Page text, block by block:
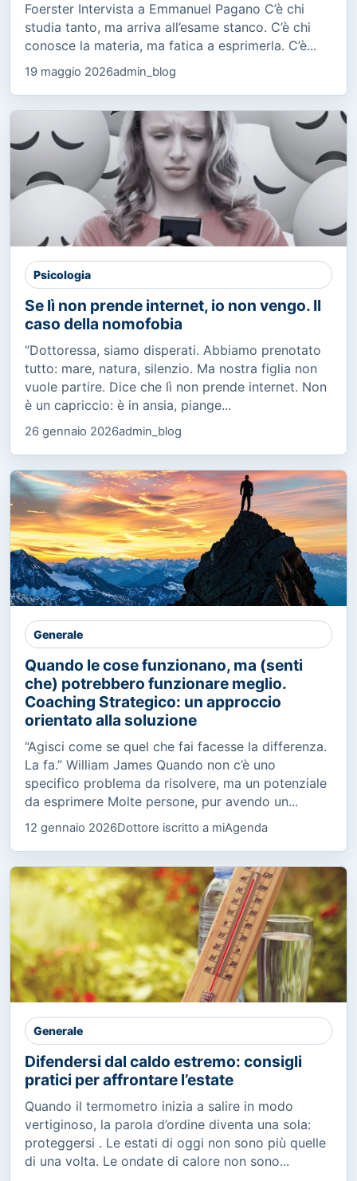
Foerster Intervista a Emmanuel Pagano C’è chi
studia tanto, ma arriva all’esame stanco. C’è chi
conosce la materia, ma fatica a esprimerla. C’è...
19 maggio 2026admin_blog
Psicologia
Se lì non prende internet, io non vengo. Il
caso della nomofobia
“Dottoressa, siamo disperati. Abbiamo prenotato
tutto: mare, natura, silenzio. Ma nostra figlia non
vuole partire. Dice che lì non prende internet. Non
è un capriccio: è in ansia, piange...
26 gennaio 2026admin_blog
Generale
Quando le cose funzionano, ma (senti
che) potrebbero funzionare meglio.
Coaching Strategico: un approccio
orientato alla soluzione
“Agisci come se quel che fai facesse la differenza.
La fa.” William James Quando non c’è uno
specifico problema da risolvere, ma un potenziale
da esprimere Molte persone, pur avendo un...
12 gennaio 2026Dottore iscritto a miAgenda
Generale
Difendersi dal caldo estremo: consigli
pratici per affrontare l’estate
Quando il termometro inizia a salire in modo
vertiginoso, la parola d’ordine diventa una sola:
proteggersi . Le estati di oggi non sono più quelle
di una volta. Le ondate di calore non sono...